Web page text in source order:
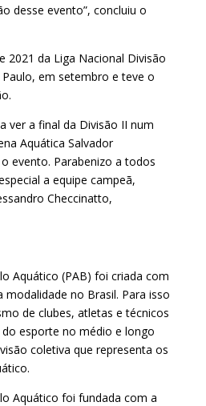
desse evento”, concluiu o
2021 da Liga Nacional Divisão
em setembro e teve o
ver a final da Divisão II num
Aquática Salvador
evento. Parabenizo a todos
a equipe campeã,
Checcinatto,
Aquático (PAB) foi criada com
no Brasil. Para isso
de clubes, atletas e técnicos
esporte no médio e longo
coletiva que representa os
Aquático foi fundada com a